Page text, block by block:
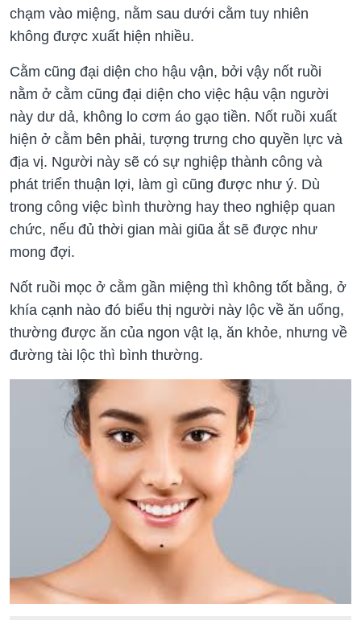
chạm vào miệng, nằm sau dưới cằm tuy nhiên
không được xuất hiện nhiều.
Cằm cũng đại diện cho hậu vận, bởi vậy nốt ruồi
nằm ở cằm cũng đại diện cho việc hậu vận người
này dư dả, không lo cơm áo gạo tiền. Nốt ruồi xuất
hiện ở cằm bên phải, tượng trưng cho quyền lực và
địa vị. Người này sẽ có sự nghiệp thành công và
phát triển thuận lợi, làm gì cũng được như ý. Dù
trong công việc bình thường hay theo nghiệp quan
chức, nếu đủ thời gian mài giũa ắt sẽ được như
mong đợi.
Nốt ruồi mọc ở cằm gần miệng thì không tốt bằng, ở
khía cạnh nào đó biểu thị người này lộc về ăn uống,
thường được ăn của ngon vật lạ, ăn khỏe, nhưng về
đường tài lộc thì bình thường.